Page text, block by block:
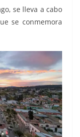
se lleva a cabo
se conmemora